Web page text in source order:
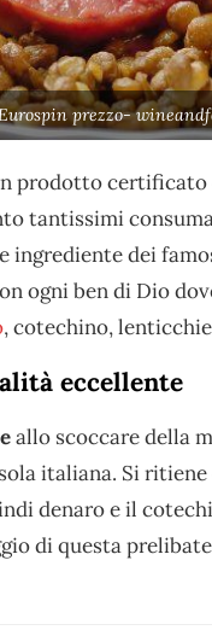
prezzo-
prodotto certificato
tantissimi
ingrediente dei
ogni ben di Dio
, cotechino,
eccellente
allo scoccare della
italiana. Si ritiene
denaro e il
di questa